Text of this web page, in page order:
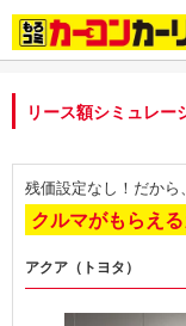
リース額シミュレー
残価設定なし！だか
クルマがもらえ
アクア（トヨタ）